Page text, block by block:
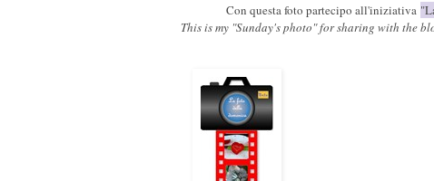
Con questa foto partecipo all'iniziativa
This is my "Sunday's photo" for sharing with the